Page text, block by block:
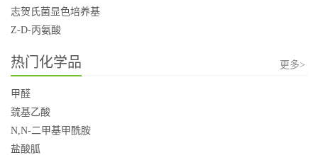
志贺氏菌显色培养基
Z-D-丙氨酸
热门化学品 更多>
甲醛
巯基乙酸
N,N-二甲基甲酰胺
盐酸胍